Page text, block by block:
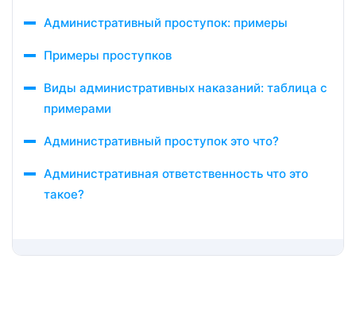
Административный проступок: примеры
Примеры проступков
Виды административных наказаний: таблица с
примерами
Административный проступок это что?
Административная ответственность что это
такое?